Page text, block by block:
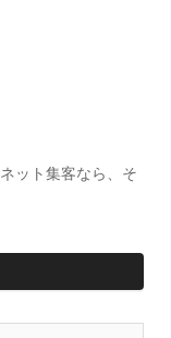
ット集客なら、そ